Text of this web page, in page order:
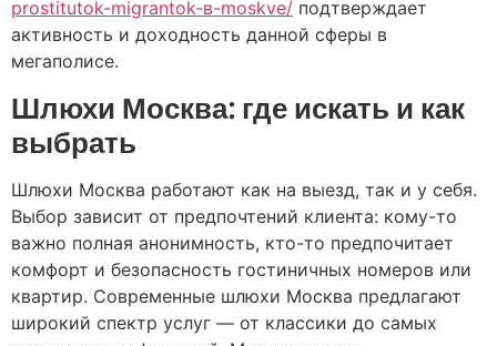
prostitutok-migrantok-в-moskve/ подтверждает
активность и доходность данной сферы в
мегаполисе.
Шлюхи Москва: где искать и как
выбрать
Шлюхи Москва работают как на выезд, так и у себя.
Выбор зависит от предпочтений клиента: кому-то
важно полная анонимность, кто-то предпочитает
комфорт и безопасность гостиничных номеров или
квартир. Современные шлюхи Москва предлагают
широкий спектр услуг — от классики до самых